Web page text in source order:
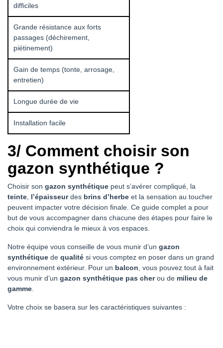
difficiles
Grande résistance aux forts
passages (déchirement,
piétinement)
Gain de temps (tonte, arrosage,
entretien)
Longue durée de vie
Installation facile
3/ Comment choisir son
gazon synthétique ?
Choisir son gazon synthétique peut s’avérer compliqué, la
teinte, l’épaisseurdes brins d’herbe et la sensation au toucher
peuvent impacter votre décision finale. Ce guide complet a pour
but de vous accompagner dans chacune des étapes pour faire le
choix qui conviendra le mieux à vos espaces.
Notre équipe vous conseille de vous munir d’un gazon
synthétique de qualité si vous comptez en poser dans un grand
environnement extérieur. Pour un balcon, vous pouvez tout à fait
vous munir d’un gazon synthétique pas cherou de milieu de
gamme.
Votre choix se basera sur les caractéristiques suivantes :